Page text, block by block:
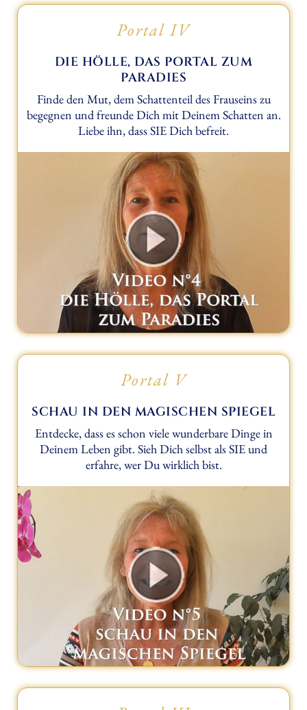
Portal IV
DIE HÖLLE, DAS PORTAL ZUM
PARADIES
Finde den Mut, dem Schattenteil des Frauseins zu
begegnen und freunde Dich mit Deinem Schatten an.
Liebe ihn, dass SIE Dich befreit.
Portal V
SCHAU IN DEN MAGISCHEN SPIEGEL
Entdecke, dass es schon viele wunderbare Dinge in
Deinem Leben gibt. Sieh Dich selbst als SIE und
erfahre, wer Du wirklich bist.